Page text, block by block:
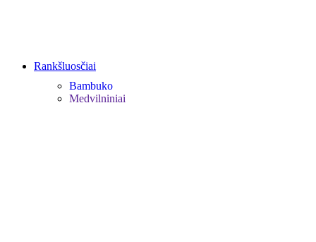
Rankšluosčiai
Bambuko
Medvilniniai